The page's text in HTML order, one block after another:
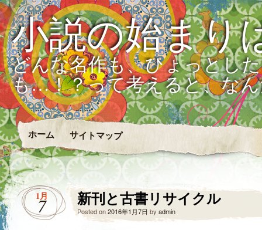
小説の始まり
どんな名作も、ひょっとし
も…！？って考えると、な
ホーム サイトマップ
1月
7 新刊と古書リサイクル
Posted on2016年1月7日 by admin